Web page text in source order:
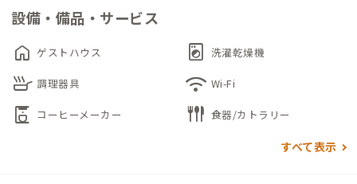
設備・備品・サービス
home ゲストハウス local_laundry_service 洗濯乾燥機
skillet 調理器具 wifi Wi-Fi
coffee_maker コーヒーメーカー flatware 食器/カトラリー
すべて表示